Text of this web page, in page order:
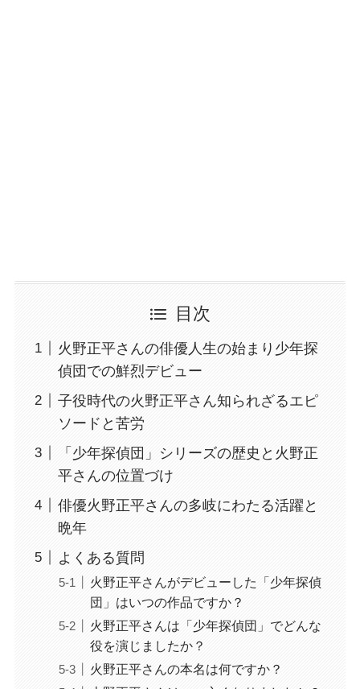
目次
火野正平さんの俳優人生の始まり少年探
偵団での鮮烈デビュー
子役時代の火野正平さん知られざるエピ
ソードと苦労
「少年探偵団」シリーズの歴史と火野正
平さんの位置づけ
俳優火野正平さんの多岐にわたる活躍と
晩年
よくある質問
火野正平さんがデビューした「少年探偵
団」はいつの作品ですか？
火野正平さんは「少年探偵団」でどんな
役を演じましたか？
火野正平さんの本名は何ですか？